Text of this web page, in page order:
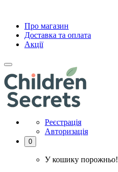
Про магазин
Доставка та оплата
Акції
Реєстрація
Авторизація
0
У кошику порожньо!